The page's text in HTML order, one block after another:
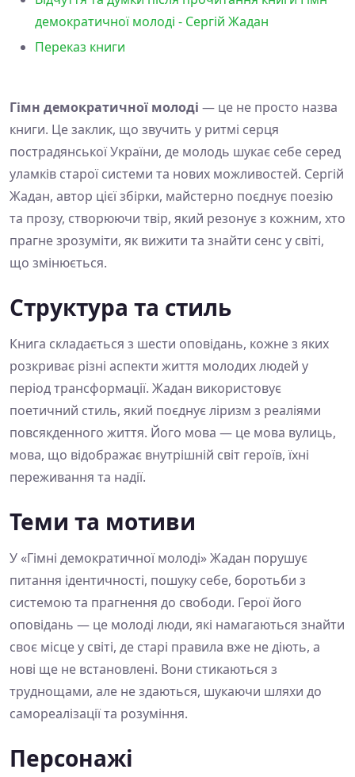
демократичної молоді - Сергій Жадан
Переказ книги
Гімн демократичної молоді — це не просто назва
книги. Це заклик, що звучить у ритмі серця
пострадянської України, де молодь шукає себе серед
уламків старої системи та нових можливостей. Сергій
Жадан, автор цієї збірки, майстерно поєднує поезію
та прозу, створюючи твір, який резонує з кожним, хто
прагне зрозуміти, як вижити та знайти сенс у світі,
що змінюється.
Структура та стиль
Книга складається з шести оповідань, кожне з яких
розкриває різні аспекти життя молодих людей у
період трансформації. Жадан використовує
поетичний стиль, який поєднує ліризм з реаліями
повсякденного життя. Його мова — це мова вулиць,
мова, що відображає внутрішній світ героїв, їхні
переживання та надії.
Теми та мотиви
У «Гімні демократичної молоді» Жадан порушує
питання ідентичності, пошуку себе, боротьби з
системою та прагнення до свободи. Герої його
оповідань — це молоді люди, які намагаються знайти
своє місце у світі, де старі правила вже не діють, а
нові ще не встановлені. Вони стикаються з
труднощами, але не здаються, шукаючи шляхи до
самореалізації та розуміння.
Персонажі